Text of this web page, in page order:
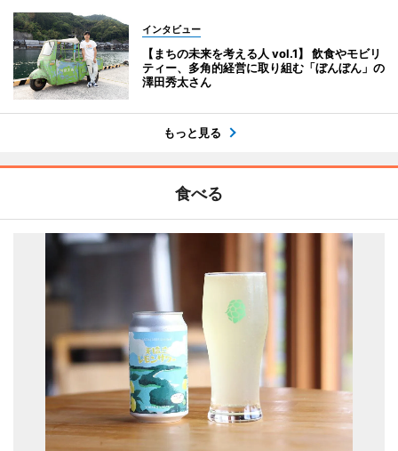
インタビュー
【まちの未来を考える人 vol.1】 飲食やモビリ
ティー、多角的経営に取り組む「ぼんぼん」の
澤田秀太さん
もっと見る
食べる